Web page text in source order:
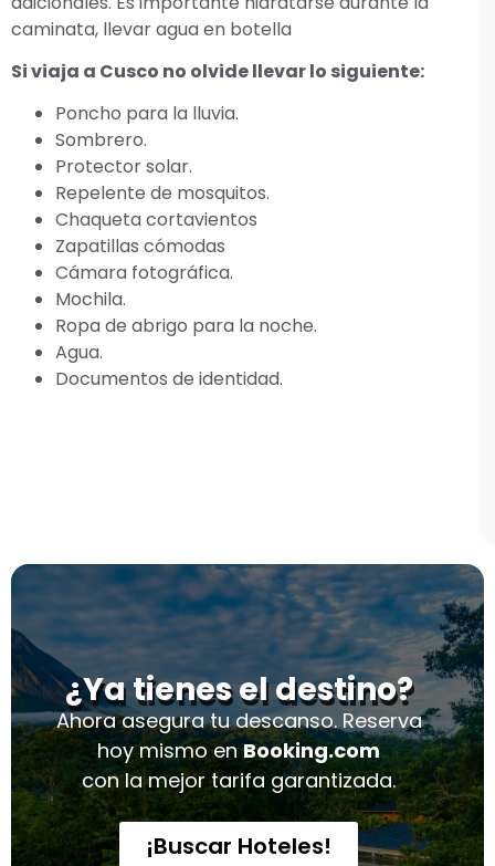
caminata, llevar agua en botella
Si viaja a Cusco no olvide llevar lo siguiente:
Poncho para la lluvia.
Sombrero.
Protector solar.
Repelente de mosquitos.
Chaqueta cortavientos
Zapatillas cómodas
Cámara fotográfica.
Mochila.
Ropa de abrigo para la noche.
Agua.
Documentos de identidad.
¿Ya tienes el destino?
Ahora asegura tu descanso. Reserva
hoy mismo enBooking.com
con la mejor tarifa garantizada.
¡Buscar Hoteles!